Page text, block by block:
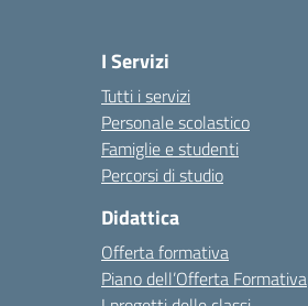
I Servizi
Tutti i servizi
Personale scolastico
Famiglie e studenti
Percorsi di studio
Didattica
Offerta formativa
Piano dell’Offerta Formativa